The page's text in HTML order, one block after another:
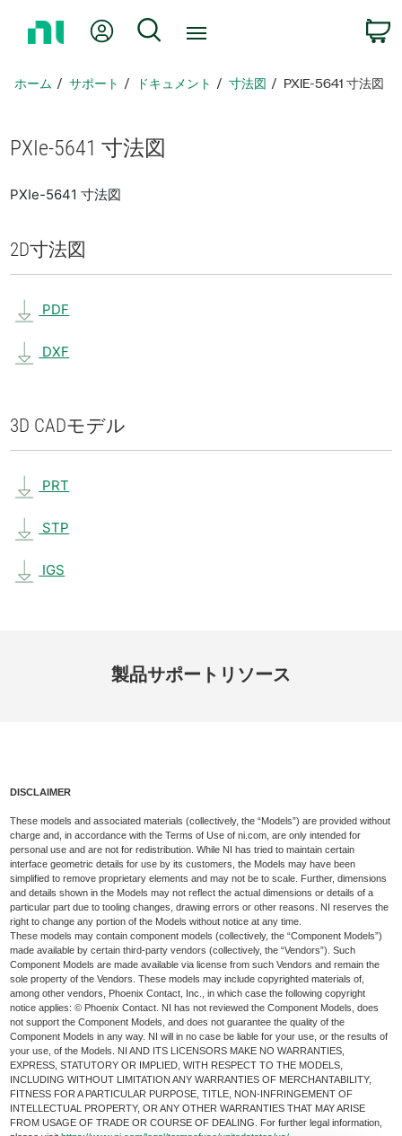
ペ
に
戻
Myアカウント
検索
ホーム サポート ドキュメント 寸法図 PXIE-5641 寸法図
PXIe-5641 寸法図
PXIe-5641 寸法図
2D寸法図
PDF
DXF
3D CADモデル
PRT
STP
IGS
製品サポート リソース
DISCLAIMER
These models and associated materials (collectively, the “Models”) are provided without
charge and, in accordance with the Terms of Use of ni.com, are only intended for
personal use and are not for redistribution. While NI has tried to maintain certain
interface geometric details for use by its customers, the Models may have been
simplified to remove proprietary elements and may not be to scale. Further, dimensions
and details shown in the Models may not reflect the actual dimensions or details of a
particular part due to tooling changes, drawing errors or other reasons. NI reserves the
right to change any portion of the Models without notice at any time.
These models may contain component models (collectively, the “Component Models”)
made available by certain third-party vendors (collectively, the “Vendors”). Such
Component Models are made available via license from such Vendors and remain the
sole property of the Vendors. These models may include copyrighted materials of,
among other vendors, Phoenix Contact, Inc., in which case the following copyright
notice applies: © Phoenix Contact. NI has not reviewed the Component Models, does
not support the Component Models, and does not guarantee the quality of the
Component Models in any way. NI will in no case be liable for your use, or the results of
your use, of the Models. NI AND ITS LICENSORS MAKE NO WARRANTIES,
EXPRESS, STATUTORY OR IMPLIED, WITH RESPECT TO THE MODELS,
INCLUDING WITHOUT LIMITATION ANY WARRANTIES OF MERCHANTABILITY,
FITNESS FOR A PARTICULAR PURPOSE, TITLE, NON-INFRINGEMENT OF
INTELLECTUAL PROPERTY, OR ANY OTHER WARRANTIES THAT MAY ARISE
FROM USAGE OF TRADE OR COURSE OF DEALING. For further legal information,